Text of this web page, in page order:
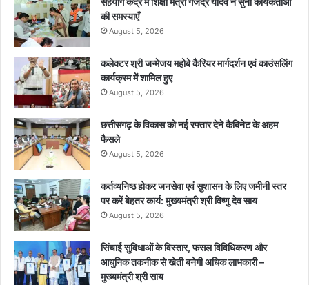
की समस्याएँ
August 5, 2026
कलेक्टर श्री जन्मेजय महोबे कैरियर मार्गदर्शन एवं काउंसलिंग
कार्यक्रम में शामिल हुए
August 5, 2026
छत्तीसगढ़ के विकास को नई रफ्तार देने कैबिनेट के अहम
फैसले
August 5, 2026
कर्तव्यनिष्ठ होकर जनसेवा एवं सुशासन के लिए जमीनी स्तर
पर करें बेहतर कार्य: मुख्यमंत्री श्री विष्णु देव साय
August 5, 2026
सिंचाई सुविधाओं के विस्तार, फसल विविधिकरण और
आधुनिक तकनीक से खेती बनेगी अधिक लाभकारी –
मुख्यमंत्री श्री साय